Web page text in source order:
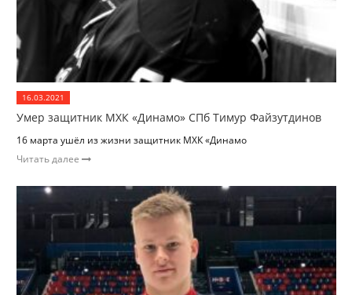
16.03.2021
Умер защитник МХК «Динамо» СПб Тимур Файзутдинов
16 марта ушёл из жизни защитник МХК «Динамо
Читать далее